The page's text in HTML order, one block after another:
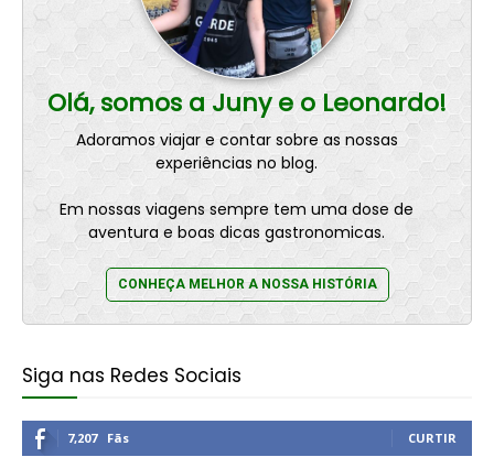
Olá, somos a Juny e o Leonardo!
Adoramos viajar e contar sobre as nossas
experiências no blog.
Em nossas viagens sempre tem uma dose de
aventura e boas dicas gastronomicas.
CONHEÇA MELHOR A NOSSA HISTÓRIA
Siga nas Redes Sociais
7,207 Fãs CURTIR